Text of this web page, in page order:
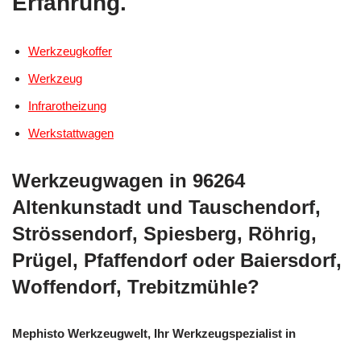
Werkzeugkoffer
Werkzeug
Infrarotheizung
Werkstattwagen
Werkzeugwagen in 96264
Altenkunstadt und Tauschendorf,
Strössendorf, Spiesberg, Röhrig,
Prügel, Pfaffendorf oder Baiersdorf,
Woffendorf, Trebitzmühle?
Mephisto Werkzeugwelt, Ihr Werkzeugspezialist in